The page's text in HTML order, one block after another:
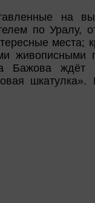
на
по Уралу,
места;
живописными
Бажова ждёт